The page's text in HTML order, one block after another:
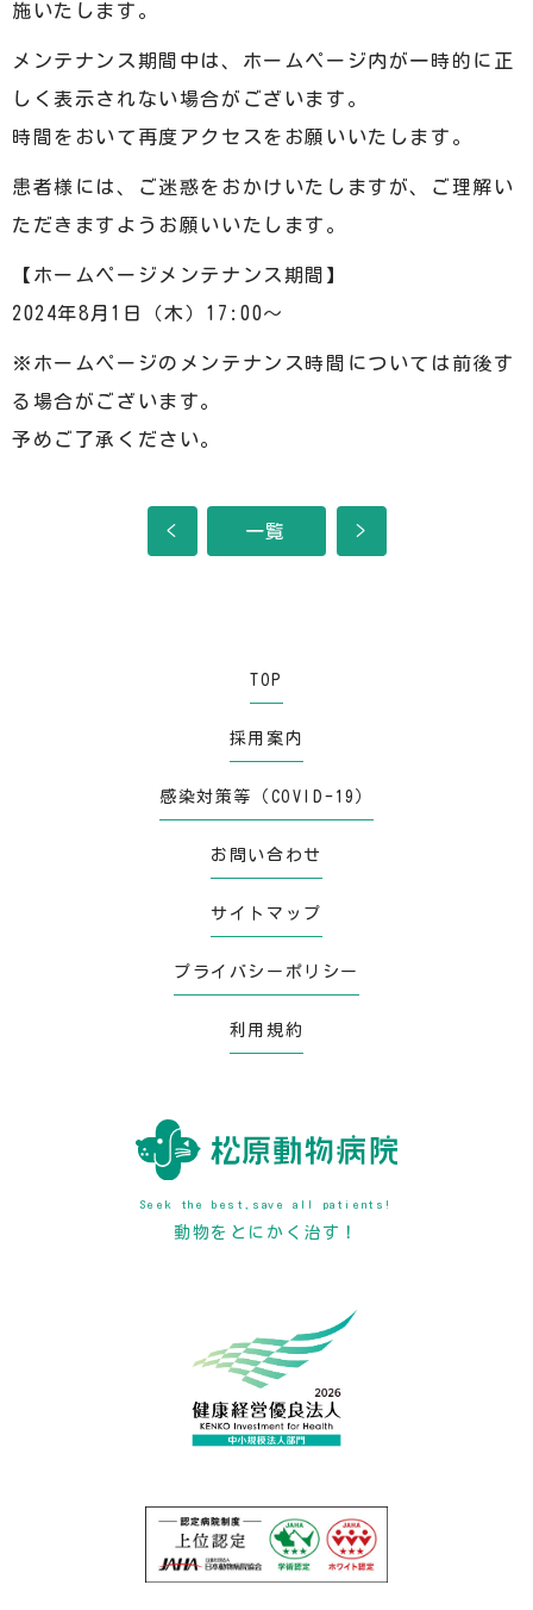
施いたします。
メンテナンス期間中は、ホームページ内が一時的に正
しく表示されない場合がございます。
時間をおいて再度アクセスをお願いいたします。
患者様には、ご迷惑をおかけいたしますが、ご理解い
ただきますようお願いいたします。
【ホームページメンテナンス期間】
2024年8月1日（木）17:00～
※ホームページのメンテナンス時間については前後す
る場合がございます。
予めご了承ください。
< 一覧 >
TOP
採用案内
感染対策等（COVID-19）
お問い合わせ
サイトマップ
プライバシーポリシー
利用規約
Seek the best,save all patients!
動物をとにかく治す！